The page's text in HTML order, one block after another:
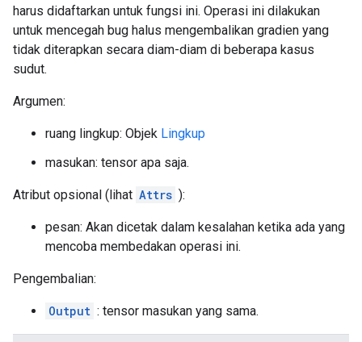
harus didaftarkan untuk fungsi ini. Operasi ini dilakukan
untuk mencegah bug halus mengembalikan gradien yang
tidak diterapkan secara diam-diam di beberapa kasus
sudut.
Argumen:
ruang lingkup: Objek Lingkup
masukan: tensor apa saja.
Atribut opsional (lihat Attrs ):
pesan: Akan dicetak dalam kesalahan ketika ada yang
mencoba membedakan operasi ini.
Pengembalian:
Output : tensor masukan yang sama.